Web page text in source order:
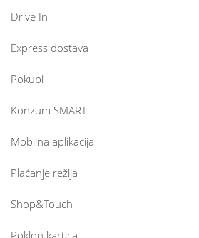
Drive In
Express dostava
Pokupi
Konzum SMART
Mobilna aplikacija
Plaćanje režija
Shop&Touch